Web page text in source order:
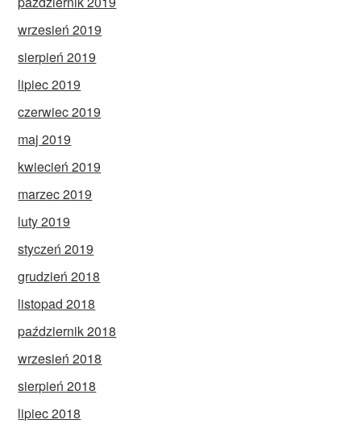
wrzesień 2019
sierpień 2019
lipiec 2019
czerwiec 2019
maj 2019
kwiecień 2019
marzec 2019
luty 2019
styczeń 2019
grudzień 2018
listopad 2018
październik 2018
wrzesień 2018
sierpień 2018
lipiec 2018